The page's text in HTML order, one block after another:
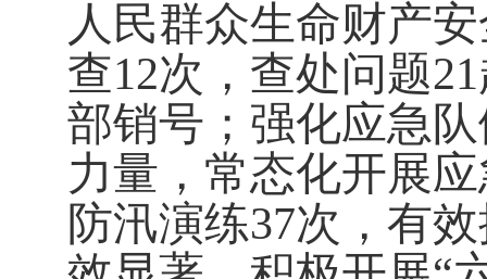
人民群众生命财产
查12次，查处问题21
部销号；强化应急
力量，常态化开展
防汛演练37次，有